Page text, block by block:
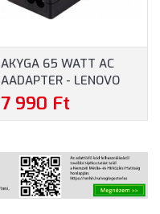
AKYGA 65 WATT AC
AADAPTER - LENOVO
NOTEBOOK TÖLTŐ 20V
3.25A "SQUARE TIP"
7 990 Ft